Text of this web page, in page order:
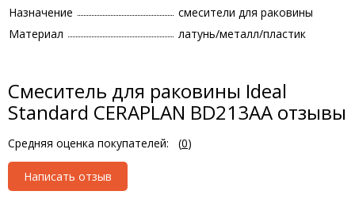
Назначение
смесители для раковины
Материал
латунь/металл/пластик
Смеситель для раковины Ideal
Standard CERAPLAN BD213AA отзывы
Средняя оценка покупателей: (0)
Написать отзыв